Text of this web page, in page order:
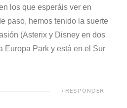
los que esperáis ver en
paso, hemos tenido la suerte
(Asterix y Disney en dos
Park y está en el Sur
RESPONDER